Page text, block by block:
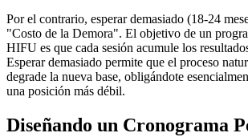
Por el contrario, esperar demasiado (18-24
"Costo de la Demora". El objetivo de un
HIFU es que cada sesión acumule los
Esperar demasiado permite que el proceso
degrade la nueva base, obligándote
una posición más débil.
Diseñando un Cronograma